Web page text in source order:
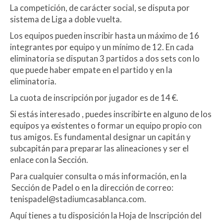
La competición, de carácter social, se disputa por
sistema de Liga a doble vuelta.
Los equipos pueden inscribir hasta un máximo de 16
integrantes por equipo y un mínimo de 12. En cada
eliminatoria se disputan 3 partidos a dos sets con lo
que puede haber empate en el partido y en la
eliminatoria.
La cuota de inscripción por jugador es de 14 €.
Si estás interesado , puedes inscribirte en alguno de los
equipos ya existentes o formar un equipo propio con
tus amigos. Es fundamental designar un capitán y
subcapitán para preparar las alineaciones y ser el
enlace con la Sección.
Para cualquier consulta o más información, en la
Sección de Padel o en la dirección de correo:
tenispadel@stadiumcasablanca.com.
Aquí tienes a tu disposición la Hoja de Inscripción del